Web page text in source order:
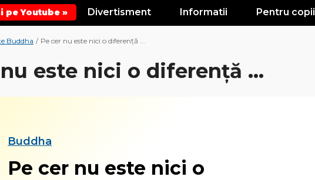
pe Youtube » Divertisment Informatii Pentru copii
Buddha / Pe cer nu este nici o diferenţă ...
este nici o diferenţă ...
Buddha
Pe cer nu este nici o